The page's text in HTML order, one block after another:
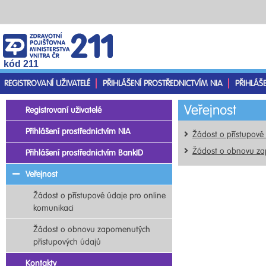
kód 211
REGISTROVANÍ UŽIVATELÉ
PŘIHLÁŠENÍ PROSTŘEDNICTVÍM NIA
Veřejnost
Žádost o
Žádost o obnovu
Registrovaní uživatelé
Přihlášení prostřednictvím NIA
Přihlášení prostřednictvím BankID
Veřejnost
Žádost o přístupové údaje pro online
komunikaci
Žádost o obnovu zapomenutých
přístupových údajů
Kontakty